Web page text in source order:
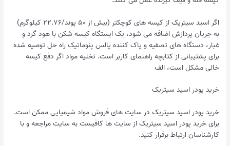
اگر اسید سیتریک از کیسه های کوچکتر (بیش از ۵۰ پوند/۲۲.۷۶ کیلوگرم)
به جریان پردازش اضافه می شود، یک ایستگاه کیسه شکن با هود گرد و
غبار، دستگاه های تصفیه و پاک کننده پالس پنوماتیک راه حل توصیه شده
برای پشتیبانی از کتابچه راهنمای کاربر است. تخلیه مواد اگر دفع کیسه
خالی مشکل است، الف
خرید پودر اسید سیتریک
خرید پودر اسید سیتریک در سایت های فروش مواد شیمیایی ممکن است.
برای خرید پودر اسید سیتریک از سایت ها کافیست به سایت مراجعه و با
کارشناسان ارتباط برقرار کنید.